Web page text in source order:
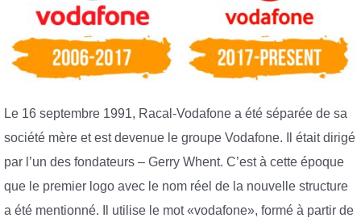
Le 16 septembre 1991, Racal-Vodafone a été séparée de sa
société mère et est devenue le groupe Vodafone. Il était dirigé
par l’un des fondateurs – Gerry Whent. C’est à cette époque
que le premier logo avec le nom réel de la nouvelle structure
a été mentionné. Il utilise le mot «vodafone», formé à partir de